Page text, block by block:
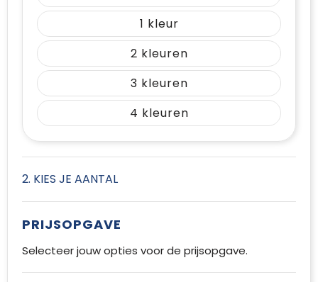
1
2
3
4
2. KIES JE AANTAL
PRIJSOPGAVE
Selecteer jouw opties voor de prijsopgave.